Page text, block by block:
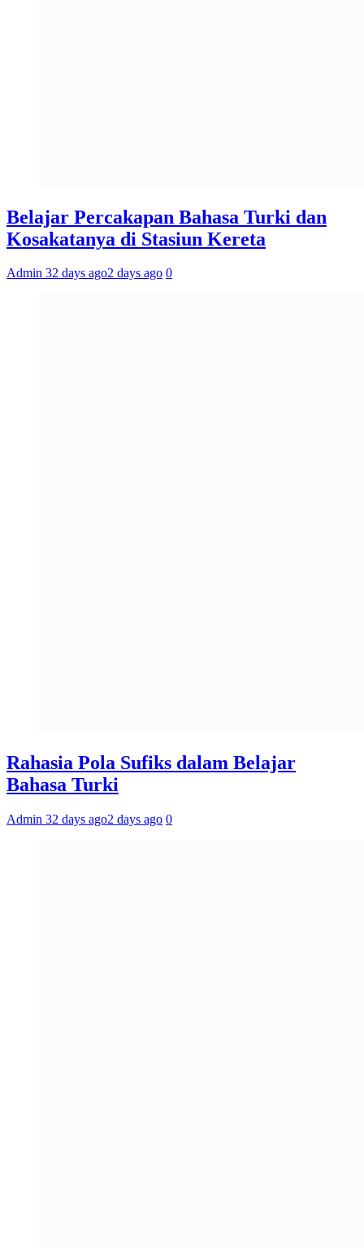
Belajar Percakapan Bahasa Turki dan
Kosakatanya di Stasiun Kereta
Admin 32 days ago2 days ago 0
Rahasia Pola Sufiks dalam Belajar
Bahasa Turki
Admin 32 days ago2 days ago 0